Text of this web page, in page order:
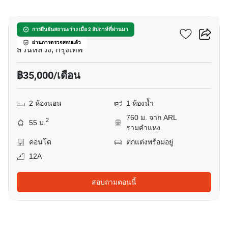
การยืนยันสถานะว่าง เมื่อ 2 สัปดาห์ที่ผ่านมา
ผ่านการตรวจสอบแล้ว
เมทริส พัฒนาการ – เอกมัย
สวนหลวง, กรุงเทพ
฿35,000/เดือน
2 ห้องนอน 1 ห้องน้ำ
55 ม.2
760 ม. จาก ARL
รามคำแหง
คอนโด
ตกแต่งพร้อมอยู่
12A
สอบถามตอนนี้